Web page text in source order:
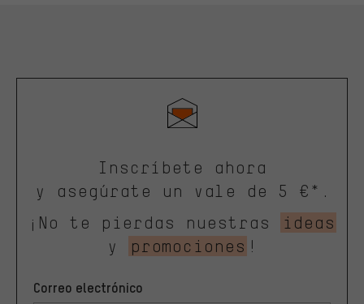
Inscríbete ahora
y asegúrate un vale de 5 €*.
¡No te pierdas nuestras
ideas
y
promociones !
Correo electrónico